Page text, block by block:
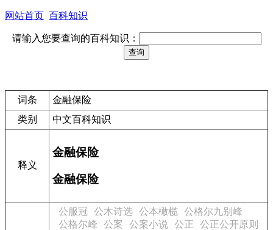
网站首页 百科知识
请输入您要查询的百科知识：
词条
金融保险
类别
中文百科知识
释义
金融保险
金融保险
公服冠 公木诗选 公本橄榄
公格尔九别峰
公格尔峰
公案 公案小说 公正
公正公开原则